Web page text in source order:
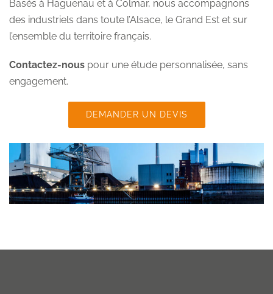
Basés à Haguenau et à Colmar, nous accompagnons
des industriels dans toute l’Alsace, le Grand Est et sur
l’ensemble du territoire français.
Contactez-nouspour une étude personnalisée, sans
engagement.
DEMANDER UN DEVIS